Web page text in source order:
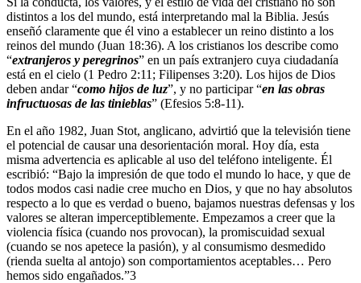
distintos a los del mundo, está interpretando mal la Biblia. Jesús
enseñó claramente que él vino a establecer un reino distinto a los
reinos del mundo (Juan 18:36). A los cristianos los describe como
“extranjeros y peregrinos” en un país extranjero cuya ciudadanía
está en el cielo (1 Pedro 2:11; Filipenses 3:20). Los hijos de Dios
deben andar “como hijos de luz”, y no participar “en las obras
infructuosas de las tinieblas” (Efesios 5:8-11).
En el año 1982, Juan Stot, anglicano, advirtió que la televisión tiene
el potencial de causar una desorientación moral. Hoy día, esta
misma advertencia es aplicable al uso del teléfono inteligente. Él
escribió: “Bajo la impresión de que todo el mundo lo hace, y que de
todos modos casi nadie cree mucho en Dios, y que no hay absolutos
respecto a lo que es verdad o bueno, bajamos nuestras defensas y los
valores se alteran imperceptiblemente. Empezamos a creer que la
violencia física (cuando nos provocan), la promiscuidad sexual
(cuando se nos apetece la pasión), y al consumismo desmedido
(rienda suelta al antojo) son comportamientos aceptables… Pero
hemos sido engañados.”3